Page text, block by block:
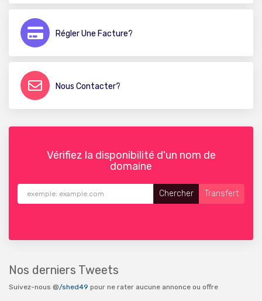
Contactez-nous
Régler Une Facture?
Nous Contacter?
Vérifiez la disponibilité d'un nom de
domaine
Nos derniers Tweets
Suivez-nous @/shed49 pour ne rater aucune annonce ou offre